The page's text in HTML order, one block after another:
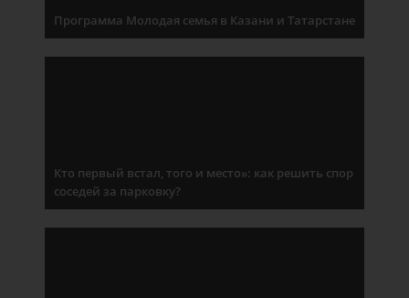
Программа Молодая семья в Казани и Татарстане
Кто первый встал, того и место»: как решить спор
соседей за парковку?